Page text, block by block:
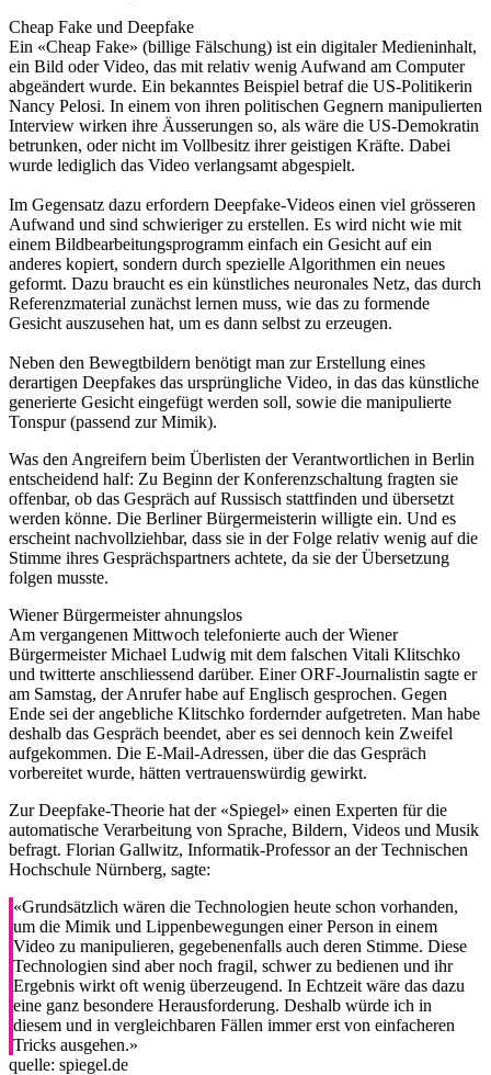
Cheap Fake und Deepfake
Ein «Cheap Fake» (billige Fälschung) ist ein digitaler Medieninhalt,
ein Bild oder Video, das mit relativ wenig Aufwand am Computer
abgeändert wurde. Ein bekanntes Beispiel betraf die US-Politikerin
Nancy Pelosi. In einem von ihren politischen Gegnern manipulierten
Interview wirken ihre Äusserungen so, als wäre die US-Demokratin
betrunken, oder nicht im Vollbesitz ihrer geistigen Kräfte. Dabei
wurde lediglich das Video verlangsamt abgespielt.
Im Gegensatz dazu erfordern Deepfake-Videos einen viel grösseren
Aufwand und sind schwieriger zu erstellen. Es wird nicht wie mit
einem Bildbearbeitungsprogramm einfach ein Gesicht auf ein
anderes kopiert, sondern durch spezielle Algorithmen ein neues
geformt. Dazu braucht es ein künstliches neuronales Netz, das durch
Referenzmaterial zunächst lernen muss, wie das zu formende
Gesicht auszusehen hat, um es dann selbst zu erzeugen.
Neben den Bewegtbildern benötigt man zur Erstellung eines
derartigen Deepfakes das ursprüngliche Video, in das das künstliche
generierte Gesicht eingefügt werden soll, sowie die manipulierte
Tonspur (passend zur Mimik).
Was den Angreifern beim Überlisten der Verantwortlichen in Berlin
entscheidend half: Zu Beginn der Konferenzschaltung fragten sie
offenbar, ob das Gespräch auf Russisch stattfinden und übersetzt
werden könne. Die Berliner Bürgermeisterin willigte ein. Und es
erscheint nachvollziehbar, dass sie in der Folge relativ wenig auf die
Stimme ihres Gesprächspartners achtete, da sie der Übersetzung
folgen musste.
Wiener Bürgermeister ahnungslos
Am vergangenen Mittwoch telefonierte auch der Wiener
Bürgermeister Michael Ludwig mit dem falschen Vitali Klitschko
und twitterte anschliessend darüber. Einer ORF-Journalistin sagte er
am Samstag, der Anrufer habe auf Englisch gesprochen. Gegen
Ende sei der angebliche Klitschko fordernder aufgetreten. Man habe
deshalb das Gespräch beendet, aber es sei dennoch kein Zweifel
aufgekommen. Die E-Mail-Adressen, über die das Gespräch
vorbereitet wurde, hätten vertrauenswürdig gewirkt.
Zur Deepfake-Theorie hat der «Spiegel» einen Experten für die
automatische Verarbeitung von Sprache, Bildern, Videos und Musik
befragt. Florian Gallwitz, Informatik-Professor an der Technischen
Hochschule Nürnberg, sagte:
«Grundsätzlich wären die Technologien heute schon vorhanden,
um die Mimik und Lippenbewegungen einer Person in einem
Video zu manipulieren, gegebenenfalls auch deren Stimme. Diese
Technologien sind aber noch fragil, schwer zu bedienen und ihr
Ergebnis wirkt oft wenig überzeugend. In Echtzeit wäre das dazu
eine ganz besondere Herausforderung. Deshalb würde ich in
diesem und in vergleichbaren Fällen immer erst von einfacheren
Tricks ausgehen.»
quelle: spiegel.de